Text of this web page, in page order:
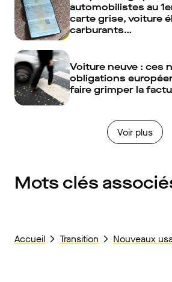
automobilistes au
carte grise, voiture
carburants…
Voiture neuve : ces
obligations
faire grimper la
Voir plus
Mots clés
Accueil Transition Nouveaux